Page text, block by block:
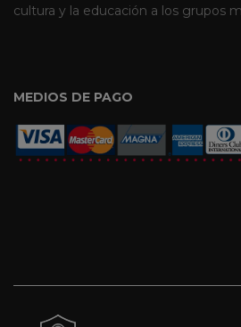
cultura y la educación a los grupos
MEDIOS DE PAGO